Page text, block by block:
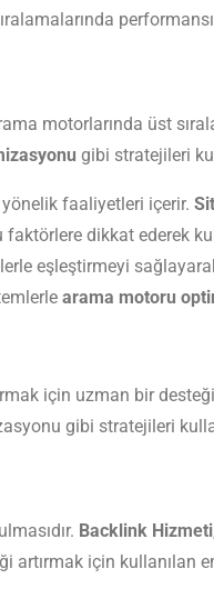
motorlarında üst
gibi stratejileri
yönelik faaliyetleri içerir.
dikkat ederek
eşleştirmeyi
arama motoru
için uzman bir
gibi stratejileri
Backlink Hizmeti
için kullanılan